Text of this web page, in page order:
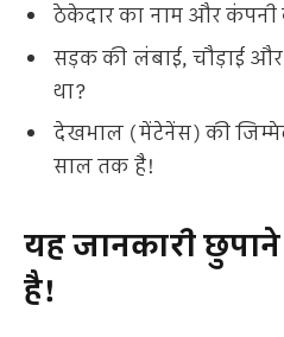
ठेकेदार का नाम और कंपनी
सड़क की लंबाई, चौड़ाई
था?
देखभाल (मेंटेनेंस) की
साल तक है!
यह जानकारी
है!